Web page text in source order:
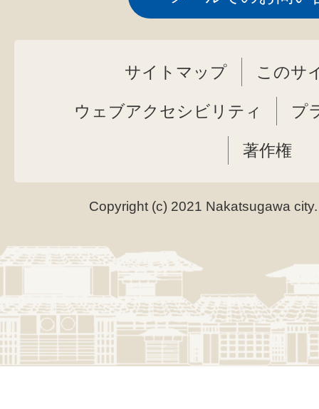
サイトマップ このサ
ウェブアクセシビリティ プ
著作権
Copyright (c) 2021 Nakatsugawa